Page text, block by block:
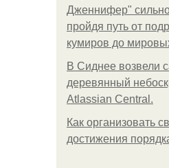
Дженнифер"
пройдя путь от
кумиров до
В Сиднее возвели
деревянный
Atlassian Central.
Как организовать
достижения